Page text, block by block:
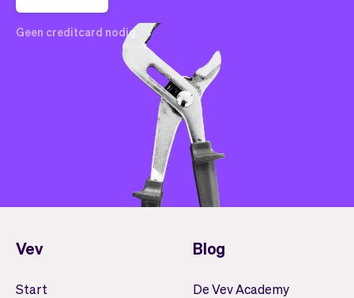
Geen creditcard nodig.
Vev
Start
Blog
De Vev Academy